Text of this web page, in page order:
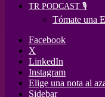
TR PODCAST 🎙️
Tómate una
Facebook
X
LinkedIn
Instagram
Elige una nota al
Sidebar